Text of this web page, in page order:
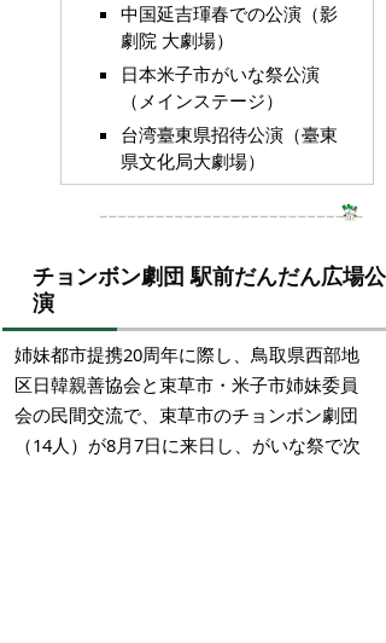
中国延吉琿春での公演（影
劇院 大劇場）
日本米子市がいな祭公演
（メインステージ）
台湾臺東県招待公演（臺東
県文化局大劇場）
チョンボン劇団 駅前だんだん広場公
演
姉妹都市提携20周年に際し、鳥取県西部地
区日韓親善協会と束草市・米子市姉妹委員
会の民間交流で、束草市のチョンボン劇団
（14人）が8月7日に来日し、がいな祭で次